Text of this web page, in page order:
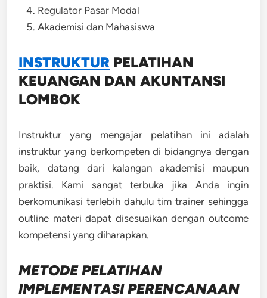
Regulator Pasar Modal
Akademisi dan Mahasiswa
INSTRUKTUR PELATIHAN
KEUANGAN DAN AKUNTANSI
LOMBOK
Instruktur yang mengajar pelatihan ini adalah
instruktur yang berkompeten di bidangnya dengan
baik, datang dari kalangan akademisi maupun
praktisi. Kami sangat terbuka jika Anda ingin
berkomunikasi terlebih dahulu tim trainer sehingga
outline materi dapat disesuaikan dengan outcome
kompetensi yang diharapkan.
METODEPELATIHAN
IMPLEMENTASI PERENCANAAN